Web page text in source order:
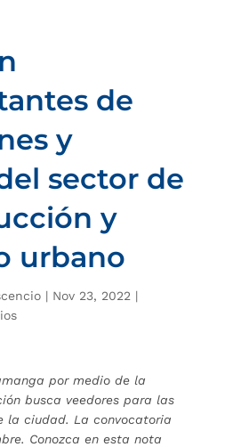
de
y
sector de
y
urbano
| Nov 23, 2022 |
por medio de la
busca veedores para las
la ciudad. La convocatoria
Conozca en esta nota